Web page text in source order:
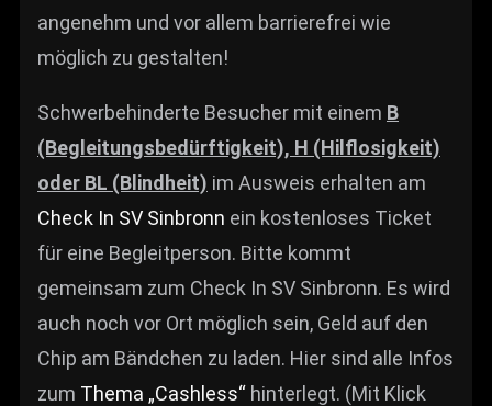
angenehm und vor allem barrierefrei wie
möglich zu gestalten!
Schwerbehinderte Besucher mit einem B
(Begleitungsbedürftigkeit), H (Hilflosigkeit)
oder BL (Blindheit) im Ausweis erhalten am
Check In SV Sinbronn ein kostenloses Ticket
für eine Begleitperson. Bitte kommt
gemeinsam zum Check In SV Sinbronn. Es wird
auch noch vor Ort möglich sein, Geld auf den
Chip am Bändchen zu laden. Hier sind alle Infos
zum Thema „Cashless“ hinterlegt. (Mit Klick